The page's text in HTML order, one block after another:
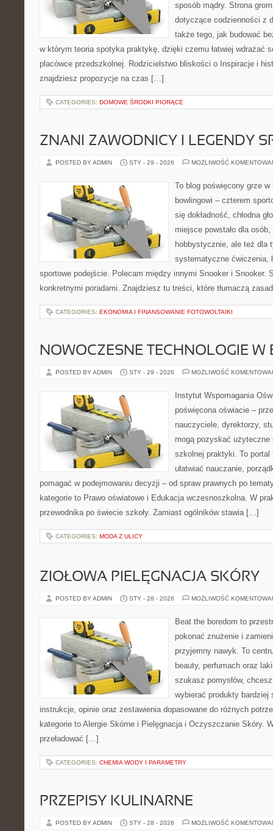
sposób mądry. Strona
dotyczące codzienności z
także tego, jak budować
w którym teoria spotyka praktykę, dzięki czemu łatwiej wdrażać
placówce przedszkolnej. Rodzicielstwo bliskości o Inspiracje i
znajdziesz propozycje na czas […]
CATEGORIES: DOMOWE ŚRODKI PIORĄCE
ZNANI ZAWODNICY I LEGENDY
POSTED BY ADMIN STY - 29 - 2026 MOŻLIWOŚĆ
To blog poświęcony grze
bowlingowi – czterem
się dokładność, chłodna
miejsce powstało dla
hobbystycznie, ale też dla
systematyczne ćwiczenia,
sportowe podejście. Polecam między innymi Snooker i Snooker.
konkretnymi poradami. Znajdziesz tu treści, które tłumaczą
CATEGORIES: EKONOMIA I FINANSOWANIE FOTOWOLTAIKI
NOWOCZESNE TECHNOLOGIE W
POSTED BY ADMIN STY - 29 - 2026 MOŻLIWOŚĆ
Instytut Wspomagania
poświęcona oświacie –
nauczyciele, dyrektorzy,
mogą pozyskać użyteczne
szkolnej praktyki. To
ułatwiać nauczanie,
pomagać w podejmowaniu decyzji – od spraw prawnych po
kategorie to Prawo oświatowe i Edukacja wczesnoszkolna. W
przewodnika po świecie szkoły. Zamiast ogólników stawia […]
CATEGORIES: MODA Z ULICY
ZIOŁOWA PIELĘGNACJA SKÓRY
POSTED BY ADMIN STY - 28 - 2026 MOŻLIWOŚĆ
Beat the boredom to
pokonać znużenie i
przyjemny nawyk. To
beauty, perfumach oraz
szukasz pomysłów,
wybierać produkty bardziej
instrukcje, opinie oraz zestawienia dopasowane do różnych
kategorie to Alergie Skórne i Pielęgnacja i Oczyszczanie Skóry.
przeładować […]
CATEGORIES: CHEMIA WODY I PARAMETRY
PRZEPISY KULINARNE
POSTED BY ADMIN STY - 28 - 2026 MOŻLIWOŚĆ